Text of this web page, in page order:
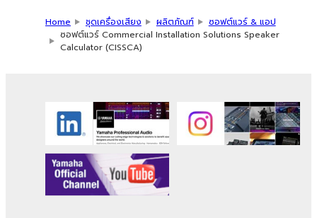
Home ชุดเครื่องเสียง ผลิตภัณฑ์
ซอฟต์แวร์ & แอป
ซอฟต์แวร์ Commercial Installation Solutions Speaker
Calculator (CISSCA)